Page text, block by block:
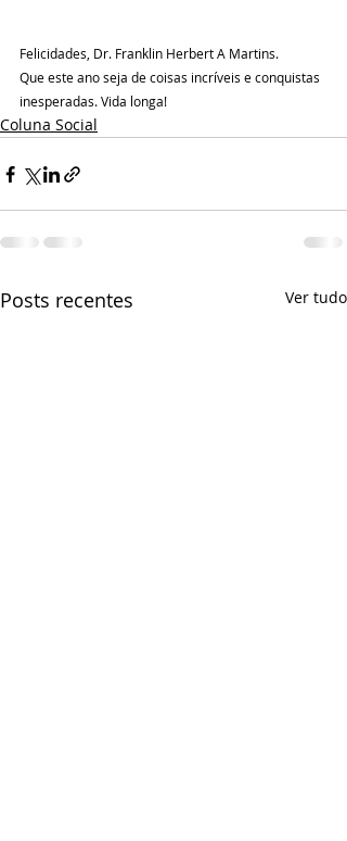
Felicidades, Dr. Franklin Herbert A Martins.
Que este ano seja de coisas incríveis e conquistas
inesperadas. Vida longa!
Coluna Social
Posts recentes Ver tudo